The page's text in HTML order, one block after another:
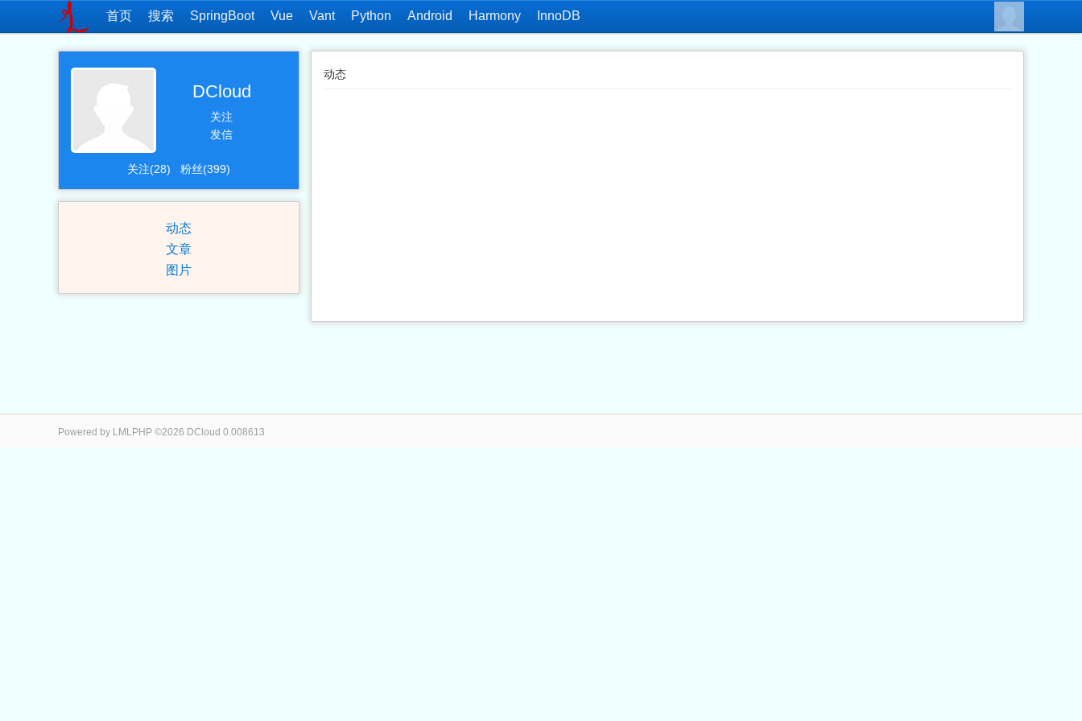
首页 搜索 SpringBoot Vue Vant Python Android Harmony InnoDB
DCloud
关注
发信
关注(28) 粉丝(399)
动态
文章
图片
动态
Powered by LMLPHP ©2026 DCloud 0.008613